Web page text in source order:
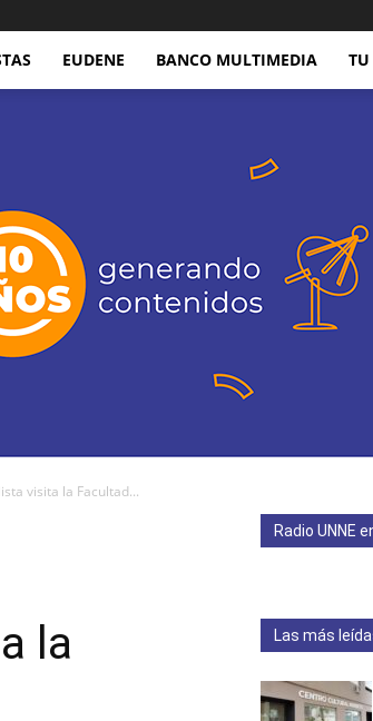
EUDENE BANCO MULTIMEDIA
visita la Facultad...
la
Radio UNNE
Las más